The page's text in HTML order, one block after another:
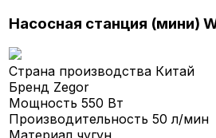
Насосная станция (мини)
Страна производства Китай
Бренд Zegor
Мощность550 Вт
Производительность50 л/мин